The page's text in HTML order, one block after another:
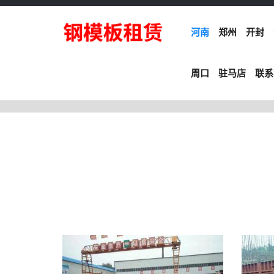
河南 郑州 开封
周口 驻马店 联